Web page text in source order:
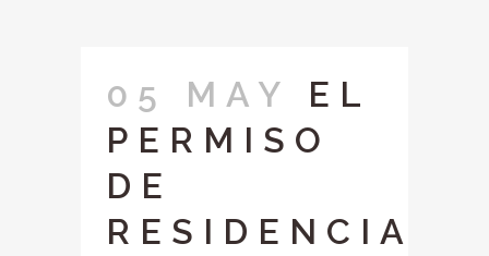
05 MAY
EL
PERMISO
DE
RESIDENCIA